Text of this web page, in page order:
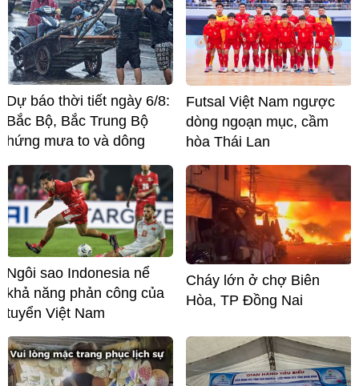
Dự báo thời tiết ngày 6/8:
Bắc Bộ, Bắc Trung Bộ
hứng mưa to và dông
Futsal Việt Nam ngược
dòng ngoạn mục, cầm
hòa Thái Lan
Ngôi sao Indonesia nể
khả năng phản công của
tuyển Việt Nam
Cháy lớn ở chợ Biên
Hòa, TP Đồng Nai